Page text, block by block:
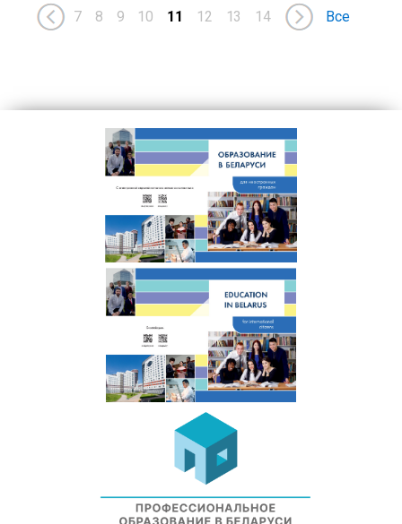
7 8 9 10 11 12 13 14 Все